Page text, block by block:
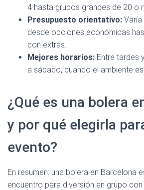
4 hasta grupos grandes de 20 o
Presupuesto orientativo: Varía
desde opciones económicas
con extras.
Mejores horarios: Entre tardes
a sábado, cuando el ambiente
¿Qué es una bolera
y por qué elegirla
evento?
En resumen: una bolera en Barcelona
encuentro para diversión en grupo